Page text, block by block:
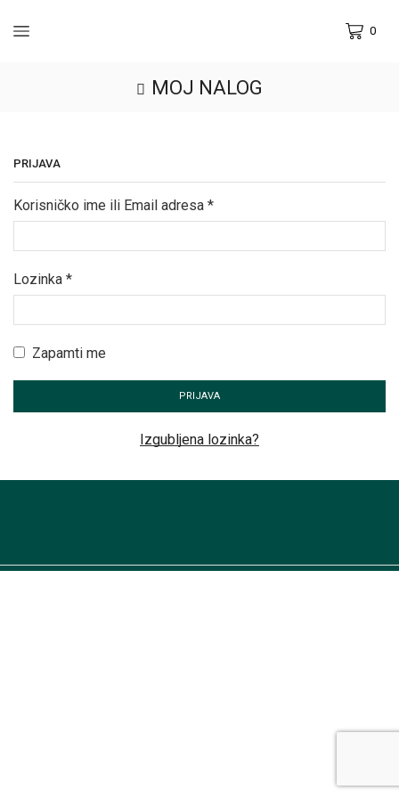
0
MOJ NALOG
PRIJAVA
Korisničko ime ili Email adresa *
Lozinka *
Zapamti me
PRIJAVA
Izgubljena lozinka?